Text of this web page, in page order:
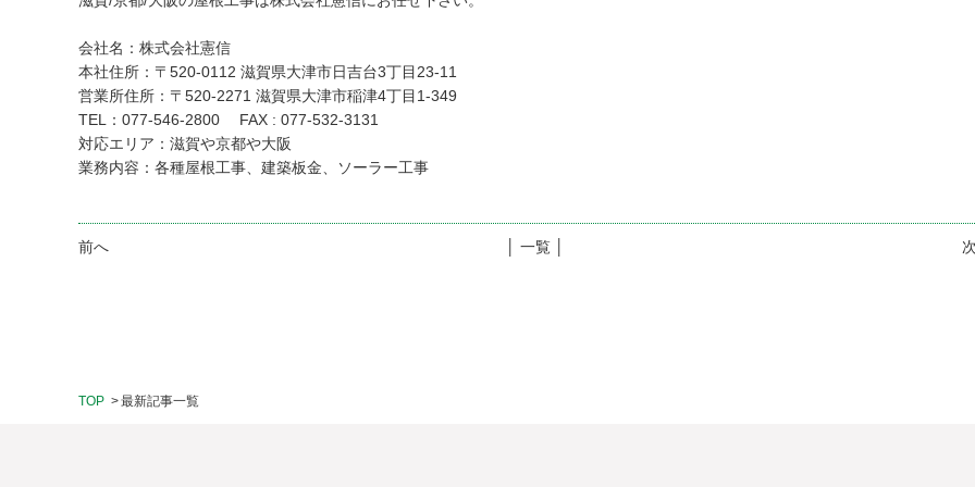
会社名：株式会社憲信
本社住所：〒520-0112 滋賀県大津市日吉台3丁目23-11
営業所住所：〒520-2271 滋賀県大津市稲津4丁目1-349
TEL：077-546-2800 FAX : 077-532-3131
対応エリア：滋賀や京都や大阪
業務内容：各種屋根工事、建築板金、ソーラー工事
前へ │ 一覧 │
TOP 最新記事一覧